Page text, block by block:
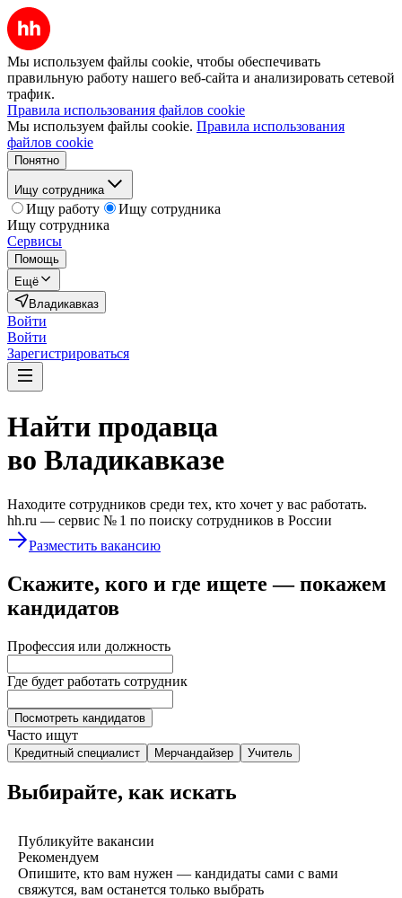
Мы используем файлы cookie, чтобы обеспечивать
правильную работу нашего веб-сайта и анализировать сетевой
трафик.
Правила использования файлов cookie
Мы используем файлы cookie. Правила использования
файлов cookie
Понятно
Ищу сотрудника
Ищу работу
Ищу сотрудника
Ищу сотрудника
Сервисы
Помощь
Ещё
Владикавказ
Войти
Войти
Зарегистрироваться
Найти продавца
во Владикавказе
Находите сотрудников среди тех, кто хочет у вас работать.
hh.ru — сервис № 1 по поиску сотрудников в России
Разместить вакансию
Скажите, кого и где ищете — покажем
кандидатов
Профессия или должность
Где будет работать сотрудник
Посмотреть кандидатов
Часто ищут
Кредитный специалист Мерчандайзер Учитель
Выбирайте, как искать
Публикуйте вакансии
Рекомендуем
Опишите, кто вам нужен — кандидаты сами с вами
свяжутся, вам останется только выбрать